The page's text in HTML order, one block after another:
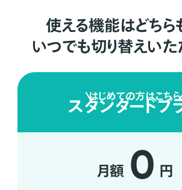
使える機能はどちら
いつでも切り替えいた
はじめての方はこちら
スタンダードプ
月額 0 円